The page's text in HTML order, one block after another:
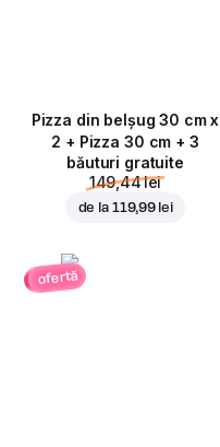
Pizza din belșug 30 cm x
2 + Pizza 30 cm + 3
băuturi gratuite
149,44 lei
de la 119,99 lei
ofertă